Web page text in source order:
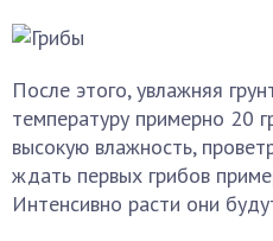
После этого, увлажняя
температуру примерно 20
высокую влажность,
ждать первых грибов
Интенсивно расти они